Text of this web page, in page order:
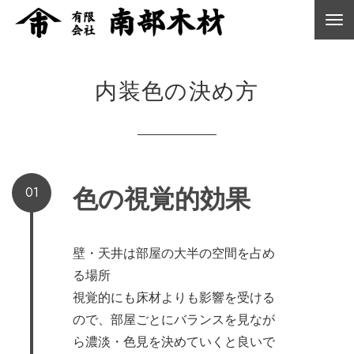
内装色の決め方
01 色の視覚的効果
壁・天井は部屋の大半の空間を占め
る場所
視覚的にも床材よりも影響を受ける
ので、部屋ごとにバランスを見なが
ら濃淡・色見を決めていくと良いで